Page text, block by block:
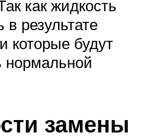
как жидкость
в результате
которые будут
нормальной
замены